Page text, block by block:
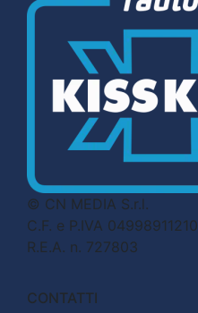
© CN MEDIA S.r.l.
C.F. e P.IVA 04998911210
R.E.A. n. 727803
CONTATTI